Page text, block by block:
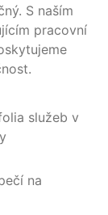
S naším
pracovní
služeb v
na